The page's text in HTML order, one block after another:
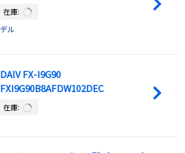
在庫:
デル
DAIV FX-I9G90
FXI9G90B8AFDW102DEC
在庫: